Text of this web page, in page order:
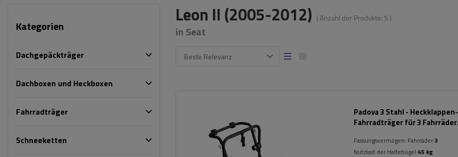
Kategorien
Dachgepäckträger
Dachboxen und Heckboxen
Fahrradträger
Schneeketten
Leon II (2005-2012) ( Anzahl der Produkte: 5 )
in Seat
Beste Relevanz
Padova 3 Stahl - Heckklappen-
Fahrradträger für 3 Fahrräder
Fassungsvermögen: Fahrräder:3
Nutzlast der Haltebügel:45 kg